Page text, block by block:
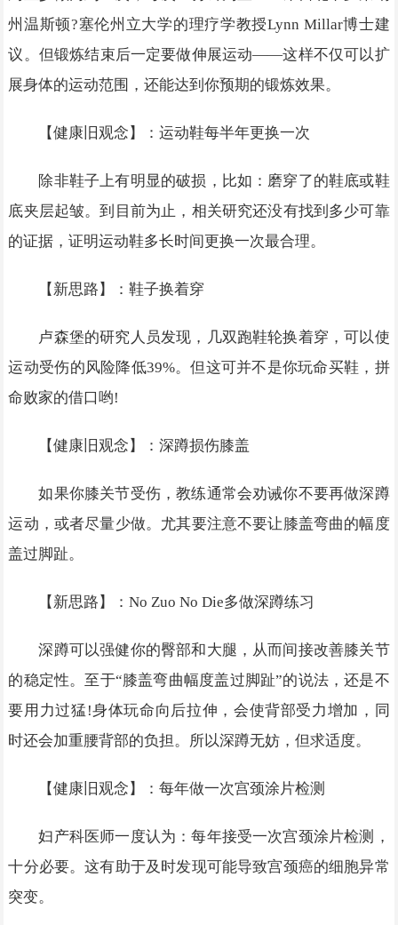
州温斯顿?塞伦州立大学的理疗学教授Lynn Millar博士建
议。但锻炼结束后一定要做伸展运动——这样不仅可以扩
展身体的运动范围，还能达到你预期的锻炼效果。
【健康旧观念】：运动鞋每半年更换一次
除非鞋子上有明显的破损，比如：磨穿了的鞋底或鞋
底夹层起皱。到目前为止，相关研究还没有找到多少可靠
的证据，证明运动鞋多长时间更换一次最合理。
【新思路】：鞋子换着穿
卢森堡的研究人员发现，几双跑鞋轮换着穿，可以使
运动受伤的风险降低39%。但这可并不是你玩命买鞋，拼
命败家的借口哟!
【健康旧观念】：深蹲损伤膝盖
如果你膝关节受伤，教练通常会劝诫你不要再做深蹲
运动，或者尽量少做。尤其要注意不要让膝盖弯曲的幅度
盖过脚趾。
【新思路】：No Zuo No Die多做深蹲练习
深蹲可以强健你的臀部和大腿，从而间接改善膝关节
的稳定性。至于“膝盖弯曲幅度盖过脚趾”的说法，还是不
要用力过猛!身体玩命向后拉伸，会使背部受力增加，同
时还会加重腰背部的负担。所以深蹲无妨，但求适度。
【健康旧观念】：每年做一次宫颈涂片检测
妇产科医师一度认为：每年接受一次宫颈涂片检测，
十分必要。这有助于及时发现可能导致宫颈癌的细胞异常
突变。